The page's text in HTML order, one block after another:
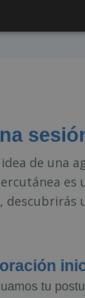
de una
descubrirás
tu